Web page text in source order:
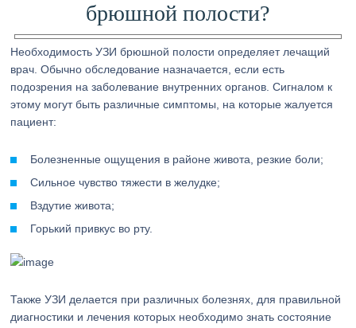
брюшной полости?
Необходимость УЗИ брюшной полости определяет лечащий
врач. Обычно обследование назначается, если есть
подозрения на заболевание внутренних органов. Сигналом к
этому могут быть различные симптомы, на которые жалуется
пациент:
Болезненные ощущения в районе живота, резкие боли;
Сильное чувство тяжести в желудке;
Вздутие живота;
Горький привкус во рту.
Также УЗИ делается при различных болезнях, для правильной
диагностики и лечения которых необходимо знать состояние